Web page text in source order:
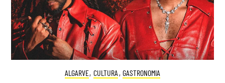
ALGARVE, CULTURA , GASTRONOMIA